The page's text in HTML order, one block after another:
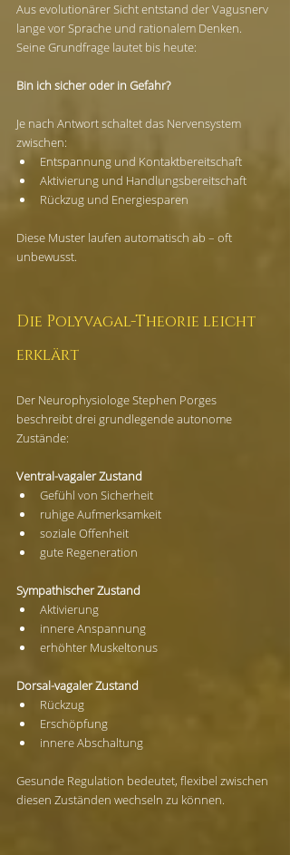
Aus evolutionärer Sicht entstand der Vagusnerv
lange vor Sprache und rationalem Denken.
Seine Grundfrage lautet bis heute:
Bin ich sicher oder in Gefahr?
Je nach Antwort schaltet das Nervensystem
zwischen:
Entspannung und Kontaktbereitschaft
Aktivierung und Handlungsbereitschaft
Rückzug und Energiesparen
Diese Muster laufen automatisch ab – oft
unbewusst.
Die Polyvagal-Theorie leicht
erklärt
Der Neurophysiologe Stephen Porges
beschreibt drei grundlegende autonome
Zustände:
Ventral-vagaler Zustand
Gefühl von Sicherheit
ruhige Aufmerksamkeit
soziale Offenheit
gute Regeneration
Sympathischer Zustand
Aktivierung
innere Anspannung
erhöhter Muskeltonus
Dorsal-vagaler Zustand
Rückzug
Erschöpfung
innere Abschaltung
Gesunde Regulation bedeutet, flexibel zwischen
diesen Zuständen wechseln zu können.